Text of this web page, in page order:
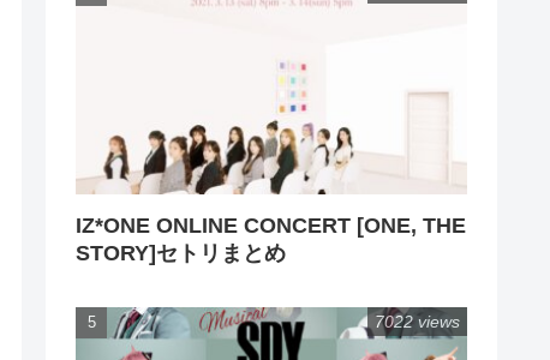
IZ*ONE ONLINE CONCERT [ONE, THE
STORY]セトリまとめ
7022 views